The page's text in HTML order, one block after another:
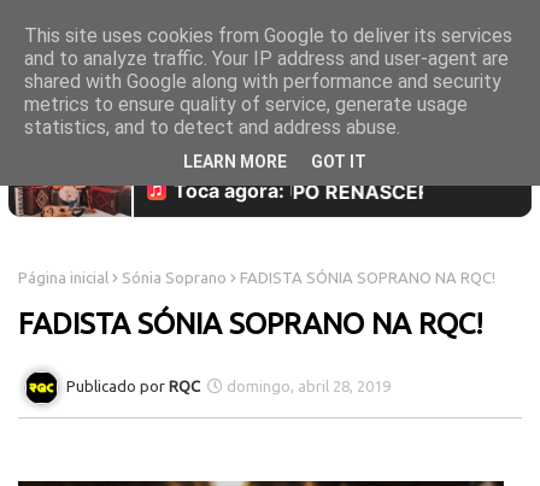
Página inicial Sónia Soprano FADISTA SÓNIA SOPRANO NA RQC!
FADISTA SÓNIA SOPRANO NA RQC!
RQC domingo, abril 28, 2019
This site uses cookies from Google to deliver its services
and to analyze traffic. Your IP address and user-agent are
shared with Google along with performance and security
metrics to ensure quality of service, generate usage
statistics, and to detect and address abuse.
LEARN MORE GOT IT